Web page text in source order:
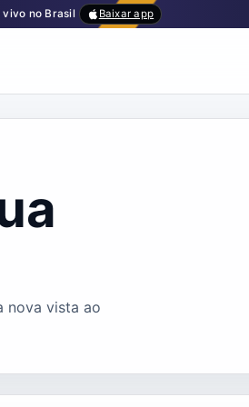
vivo no Brasil Baixar app
nova vista ao